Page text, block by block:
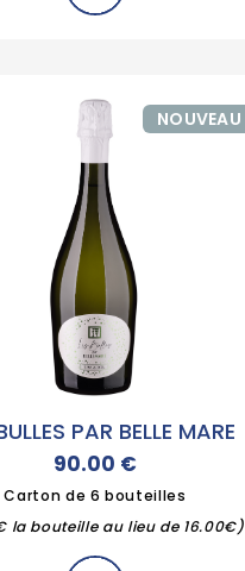
PAR BELLE MARE
90.00 €
Carton de 6 bouteilles
la bouteille au lieu de 16.00€)
NOUVEAU